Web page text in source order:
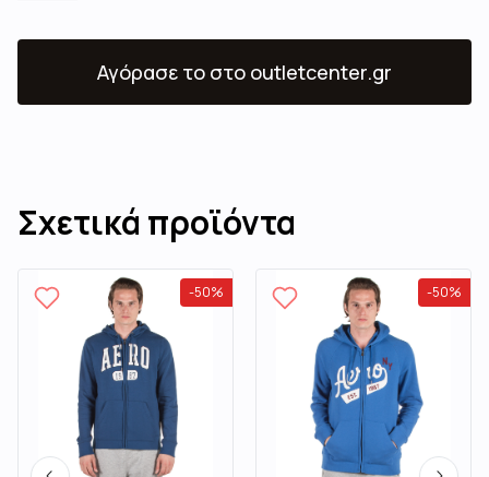
Αγόρασε το στο outletcenter.gr
Σχετικά προϊόντα
-50% -50%